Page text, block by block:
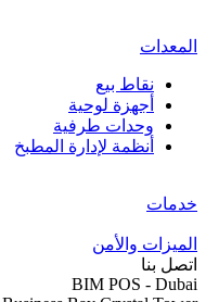
المعدات
نقاط بيع
أجهزة لوحية
وحدات طرفية
أنظمة لإدارة المطبخ
خدمات
الميزات والأمن
اتصل بنا
BIM POS - Dubai